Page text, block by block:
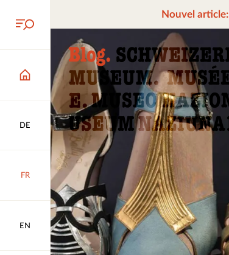
DE
FR
EN
Nouvel article: